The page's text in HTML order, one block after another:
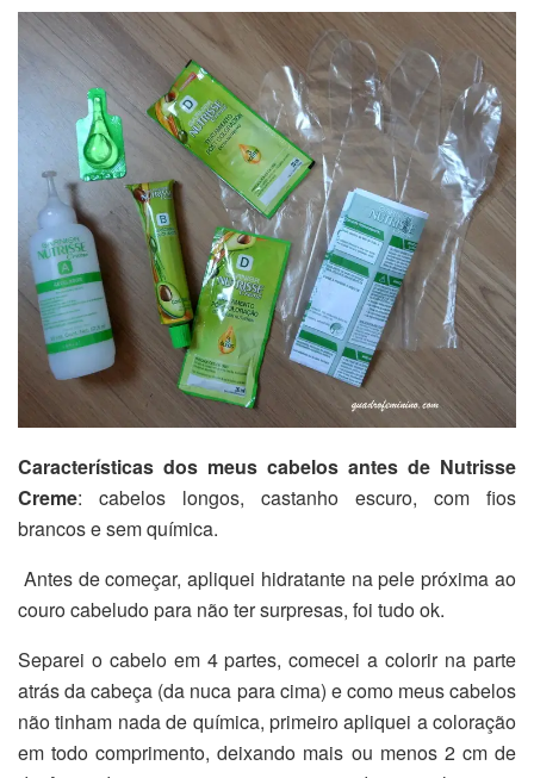
Características dos meus cabelos antes de Nutrisse
Creme: cabelos longos, castanho escuro, com fios
brancos e sem química.
Antes de começar, apliquei hidratante na pele próxima ao
couro cabeludo para não ter surpresas, foi tudo ok.
Separei o cabelo em 4 partes, comecei a colorir na parte
atrás da cabeça (da nuca para cima) e como meus cabelos
não tinham nada de química, primeiro apliquei a coloração
em todo comprimento, deixando mais ou menos 2 cm de